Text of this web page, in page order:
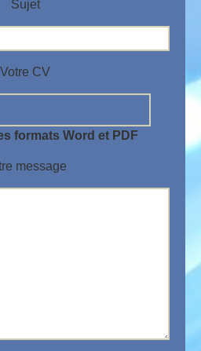
Sujet
Votre CV
formats Word et PDF
message